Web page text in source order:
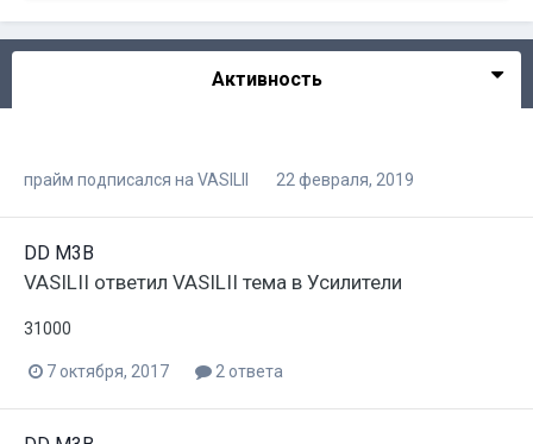
Активность
прайм подписался на VASILII 22 февраля, 2019
DD M3B
VASILII ответил VASILII тема в Усилители
31000
7 октября, 2017 2 ответа